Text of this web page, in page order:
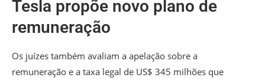
Tesla propõe novo plano de
remuneração
Os juízes também avaliam a apelação sobre a
remuneração e a taxa legal de US$ 345 milhões que